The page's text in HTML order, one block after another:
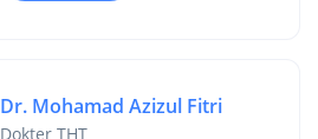
Dr. Mohamad Azizul Fitri
Dokter THT